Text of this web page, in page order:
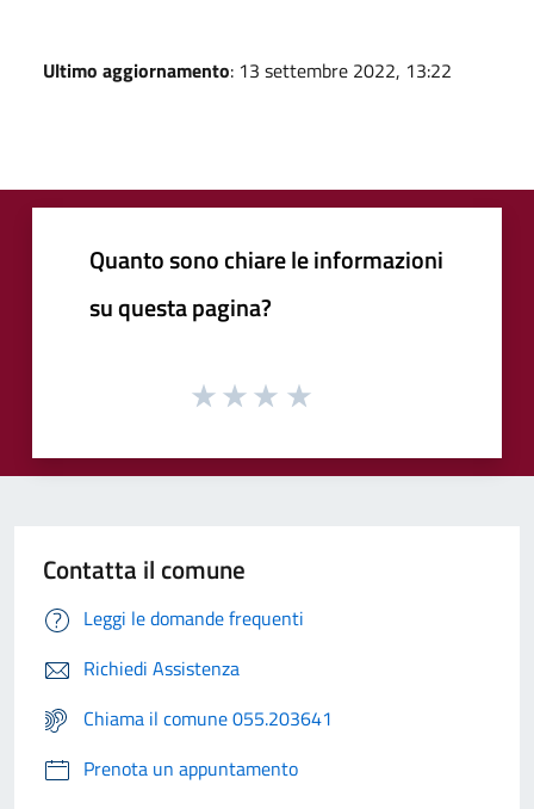
Ultimo aggiornamento: 13 settembre 2022, 13:22
Quanto sono chiare le informazioni
su questa pagina?
Contatta il comune
Leggi le domande frequenti
Richiedi Assistenza
Chiama il comune 055.203641
Prenota un appuntamento